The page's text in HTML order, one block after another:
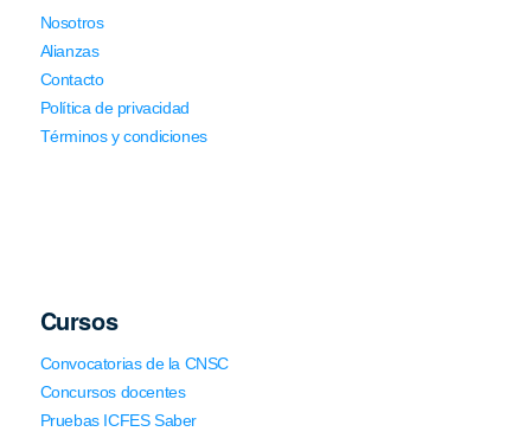
Nosotros
Alianzas
Contacto
Política de privacidad
Términos y condiciones
Cursos
Convocatorias de la CNSC
Concursos docentes
Pruebas ICFES Saber